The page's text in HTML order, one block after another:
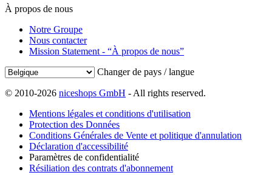
À propos de nous
Notre Groupe
Nous contacter
Mission Statement - “À propos de nous”
Changer de pays / langue
© 2010-2026 niceshops GmbH - All rights reserved.
Mentions légales et conditions d'utilisation
Protection des Données
Conditions Générales de Vente et politique d'annulation
Déclaration d'accessibilité
Paramètres de confidentialité
Résiliation des contrats d'abonnement